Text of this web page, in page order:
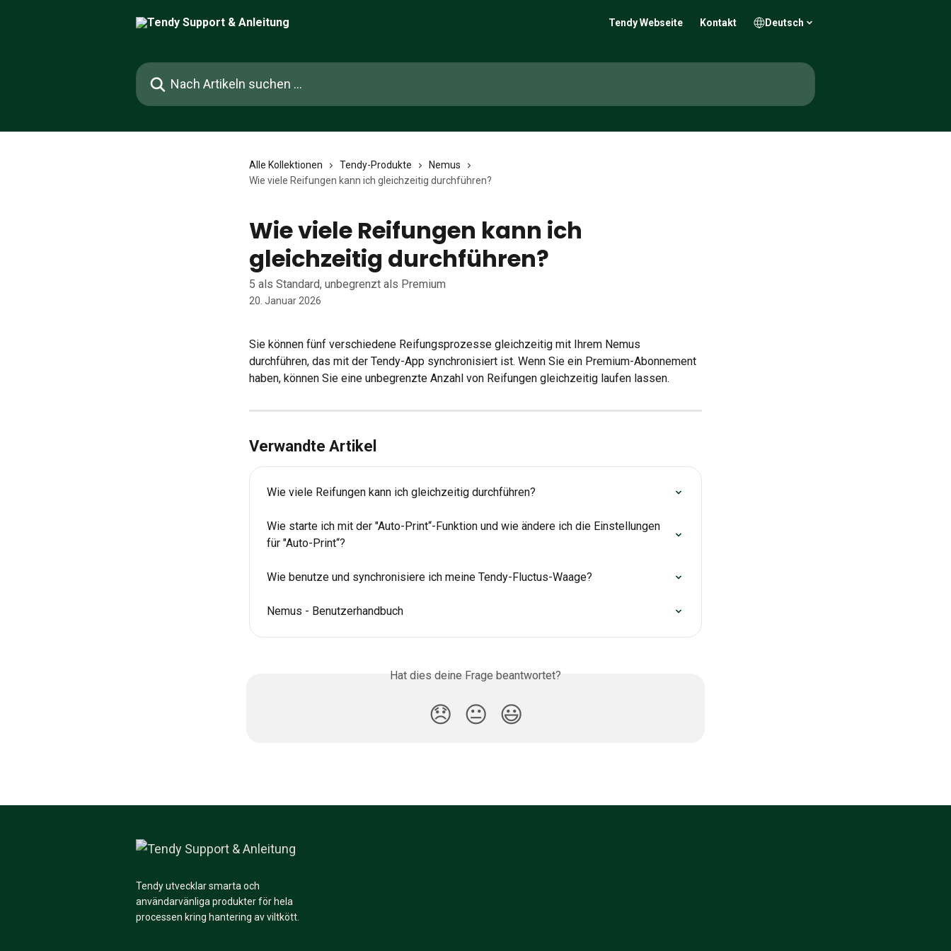
Tendy Webseite Kontakt Deutsch
Nach Artikeln suchen …
Alle Kollektionen Tendy-Produkte
Nemus
Wie viele Reifungen kann ich gleichzeitig durchführen?
Wie viele Reifungen kann ich
gleichzeitig durchführen?
5 als Standard, unbegrenzt als Premium
20. Januar 2026
Sie können fünf verschiedene Reifungsprozesse gleichzeitig mit Ihrem Nemus
durchführen, das mit der Tendy-App synchronisiert ist. Wenn Sie ein Premium-Abonnement
haben, können Sie eine unbegrenzte Anzahl von Reifungen gleichzeitig laufen lassen.
Verwandte Artikel
Wie viele Reifungen kann ich gleichzeitig durchführen?
Wie starte ich mit der "Auto-Print“-Funktion und wie ändere ich die Einstellungen
für "Auto-Print“?
Wie benutze und synchronisiere ich meine Tendy-Fluctus-Waage?
Nemus - Benutzerhandbuch
Hat dies deine Frage beantwortet?
😞 😐 😃
Tendy utvecklar smarta och
användarvänliga produkter för hela
processen kring hantering av viltkött.